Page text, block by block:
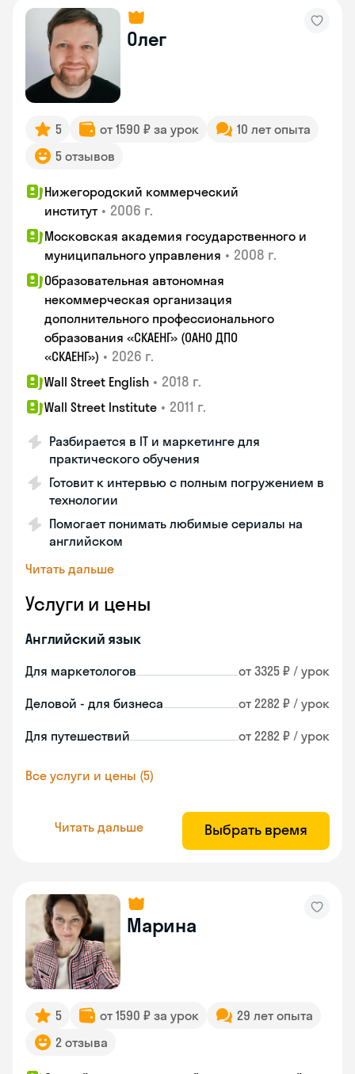
Олег
5 от 1590 ₽ за урок
10 лет опыта
5 отзывов
Нижегородский коммерческий
институт • 2006 г.
Московская академия государственного и
муниципального управления • 2008 г.
Образовательная автономная
некоммерческая организация
дополнительного профессионального
образования «СКАЕНГ» (ОАНО ДПО
«СКАЕНГ») • 2026 г.
Wall Street English • 2018 г.
Wall Street Institute • 2011 г.
Разбирается в IT и маркетинге для
практического обучения
Готовит к интервью с полным погружением в
технологии
Помогает понимать любимые сериалы на
английском
Читать дальше
Услуги и цены
Английский язык
Для маркетологов от 3325 ₽ / урок
Деловой - для бизнеса от 2282 ₽ / урок
Для путешествий от 2282 ₽ / урок
Все услуги и цены (5)
Читать дальше Выбрать время
Марина
5 от 1590 ₽ за урок
29 лет опыта
2 отзыва